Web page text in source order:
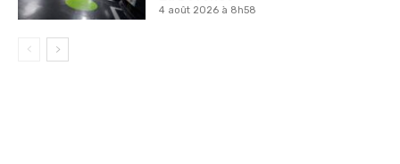
4 août 2026 à 8h58